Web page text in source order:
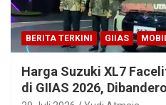
BERITA TERKINI GIIAS
Harga Suzuki XL7
di GIIAS 2026,